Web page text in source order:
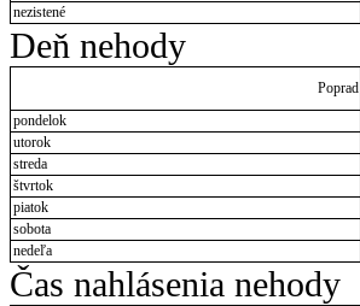
nezistené
Deň nehody
Poprad
pondelok
utorok
streda
štvrtok
piatok
sobota
nedeľa
Čas nahlásenia nehody